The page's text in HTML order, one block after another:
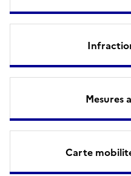
Mesures
Carte